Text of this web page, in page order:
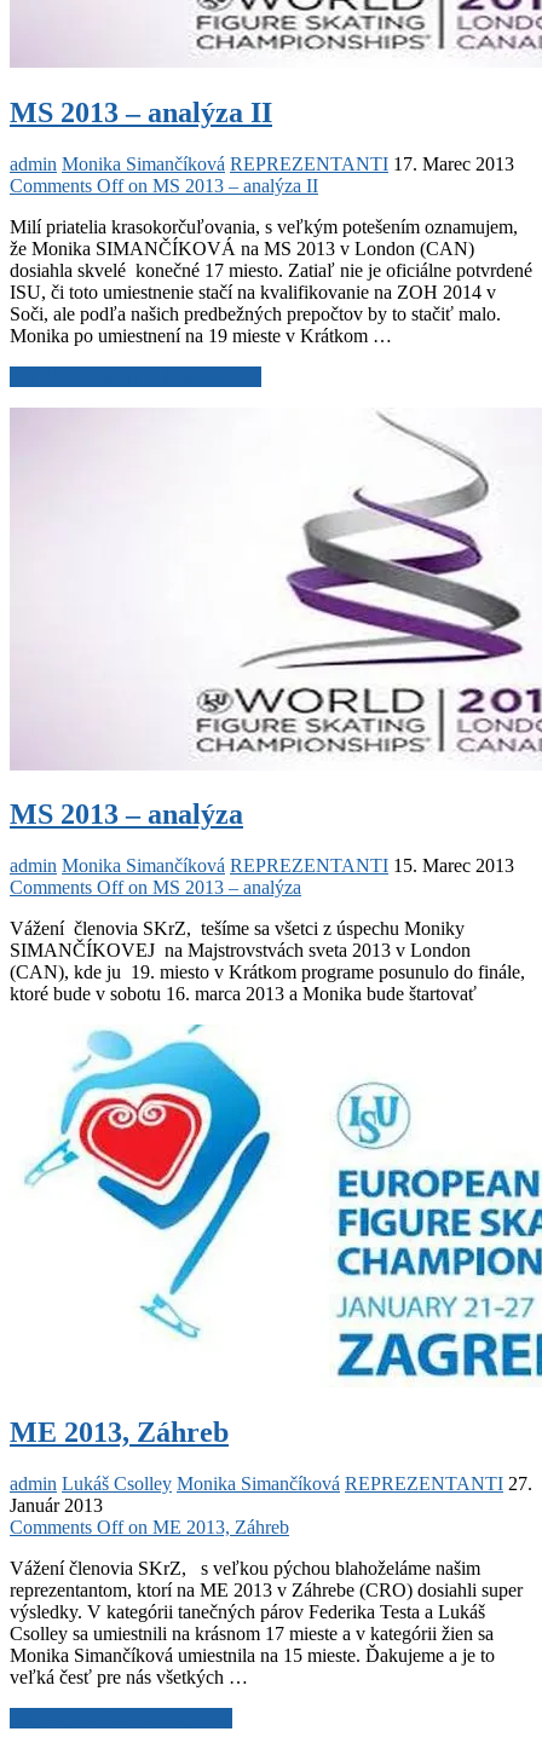
MS 2013 – analýza II
admin Monika Simančíková REPREZENTANTI 17. Marec 2013
Comments Offon MS 2013 – analýza II
Milí priatelia krasokorčuľovania, s veľkým potešením oznamujem,
že Monika SIMANČÍKOVÁ na MS 2013 v London (CAN)
dosiahla skvelé konečné 17 miesto. Zatiaľ nie je oficiálne potvrdené
ISU, či toto umiestnenie stačí na kvalifikovanie na ZOH 2014 v
Soči, ale podľa našich predbežných prepočtov by to stačiť malo.
Monika po umiestnení na 19 mieste v Krátkom …
MS 2013 – analýza
admin Monika Simančíková REPREZENTANTI 15. Marec 2013
Comments Offon MS 2013 – analýza
Vážení členovia SKrZ, tešíme sa všetci z úspechu Moniky
SIMANČÍKOVEJ na Majstrovstvách sveta 2013 v London
(CAN), kde ju 19. miesto v Krátkom programe posunulo do finále,
ktoré bude v sobotu 16. marca 2013 a Monika bude štartovať
ME 2013, Záhreb
admin Lukáš Csolley Monika Simančíková REPREZENTANTI 27.
Január 2013
Comments Offon ME 2013, Záhreb
Vážení členovia SKrZ, s veľkou pýchou blahoželáme našim
reprezentantom, ktorí na ME 2013 v Záhrebe (CRO) dosiahli super
výsledky. V kategórii tanečných párov Federika Testa a Lukáš
Csolley sa umiestnili na krásnom 17 mieste a v kategórii žien sa
Monika Simančíková umiestnila na 15 mieste. Ďakujeme a je to
veľká česť pre nás všetkých …